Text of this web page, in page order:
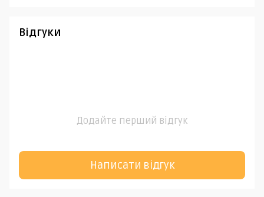
Відгуки
Додайте перший відгук
Написати відгук